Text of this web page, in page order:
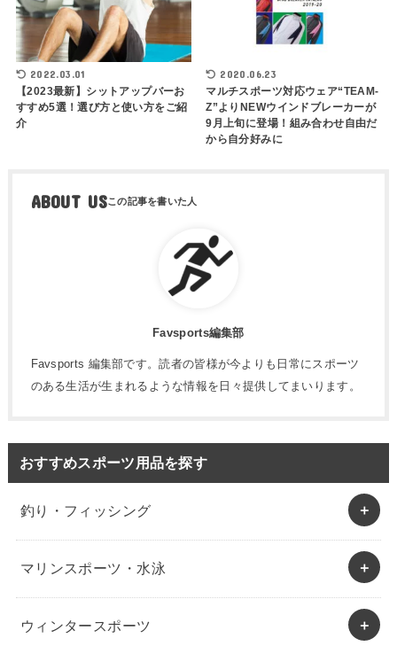
2022.03.01
【2023最新】シットアップバーお
すすめ5選！選び方と使い方をご紹
介
2020.06.23
マルチスポーツ対応ウェア“TEAM-
Z”よりNEWウインドブレーカーが
9月上旬に登場！組み合わせ自由だ
から自分好みに
ABOUT US
Favsports編集部
Favsports 編集部です。読者の皆様が今よりも日常にスポーツ
のある生活が生まれるような情報を日々提供してまいります。
おすすめスポーツ用品を探す
釣り・フィッシング
マリンスポーツ・水泳
ウィンタースポーツ